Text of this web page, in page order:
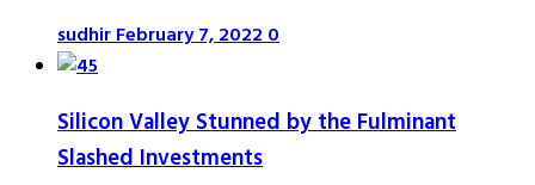
sudhirFebruary 7, 20220
Silicon Valley Stunned by the Fulminant
Slashed Investments